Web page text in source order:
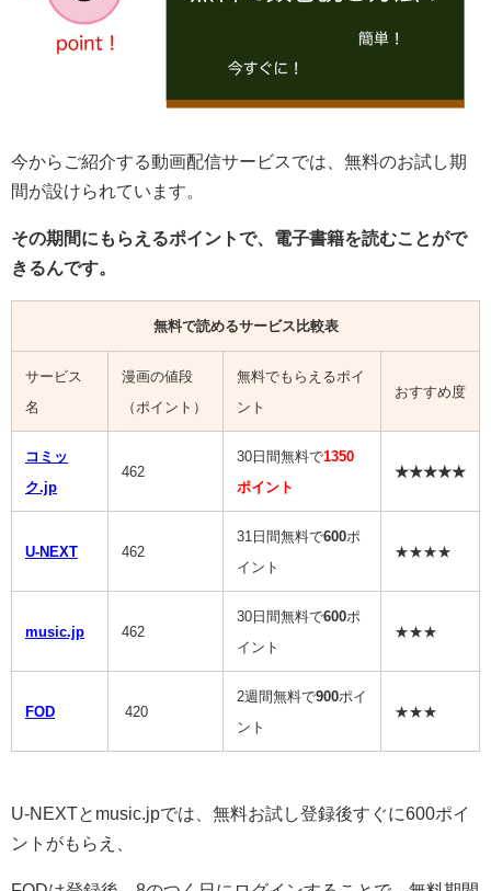
今からご紹介する動画配信サービスでは、無料のお試し期
間が設けられています。
その期間にもらえるポイントで、電子書籍を読むことがで
きるんです。
無料で読めるサービス比較表
サービス
名
漫画の値段
（ポイント）
無料でもらえるポイ
ント
おすすめ度
コミッ
ク.jp
462
30日間無料で1350
ポイント
★★★★★
U-NEXT 462
31日間無料で600ポ
イント
★★★★
music.jp 462
30日間無料で600ポ
イント
★★★
FOD 420
2週間無料で900ポイ
ント
★★★
U-NEXTとmusic.jpでは、無料お試し登録後すぐに600ポイ
ントがもらえ、